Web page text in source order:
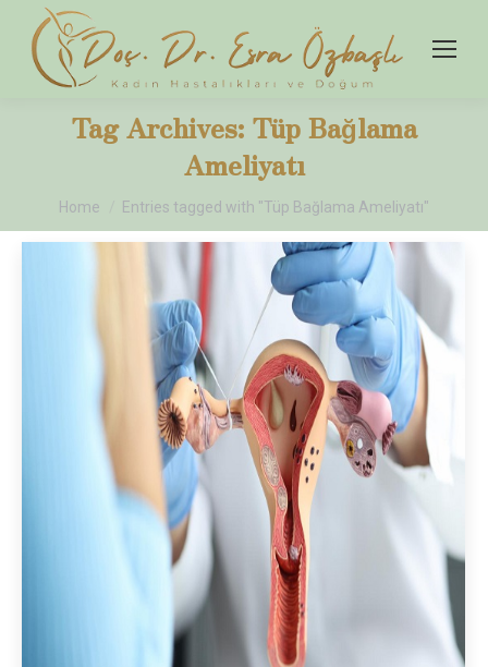
Tag Archives: Tüp Bağlama
Ameliyatı
You are here:
Home Entries tagged with "Tüp Bağlama Ameliyatı"